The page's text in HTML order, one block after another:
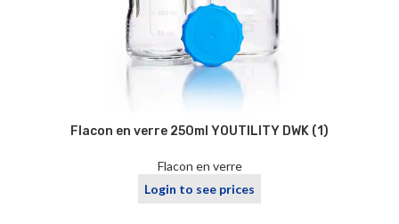
Flacon en verre 250ml YOUTILITY DWK (1)
Flacon en verre
Login to see prices